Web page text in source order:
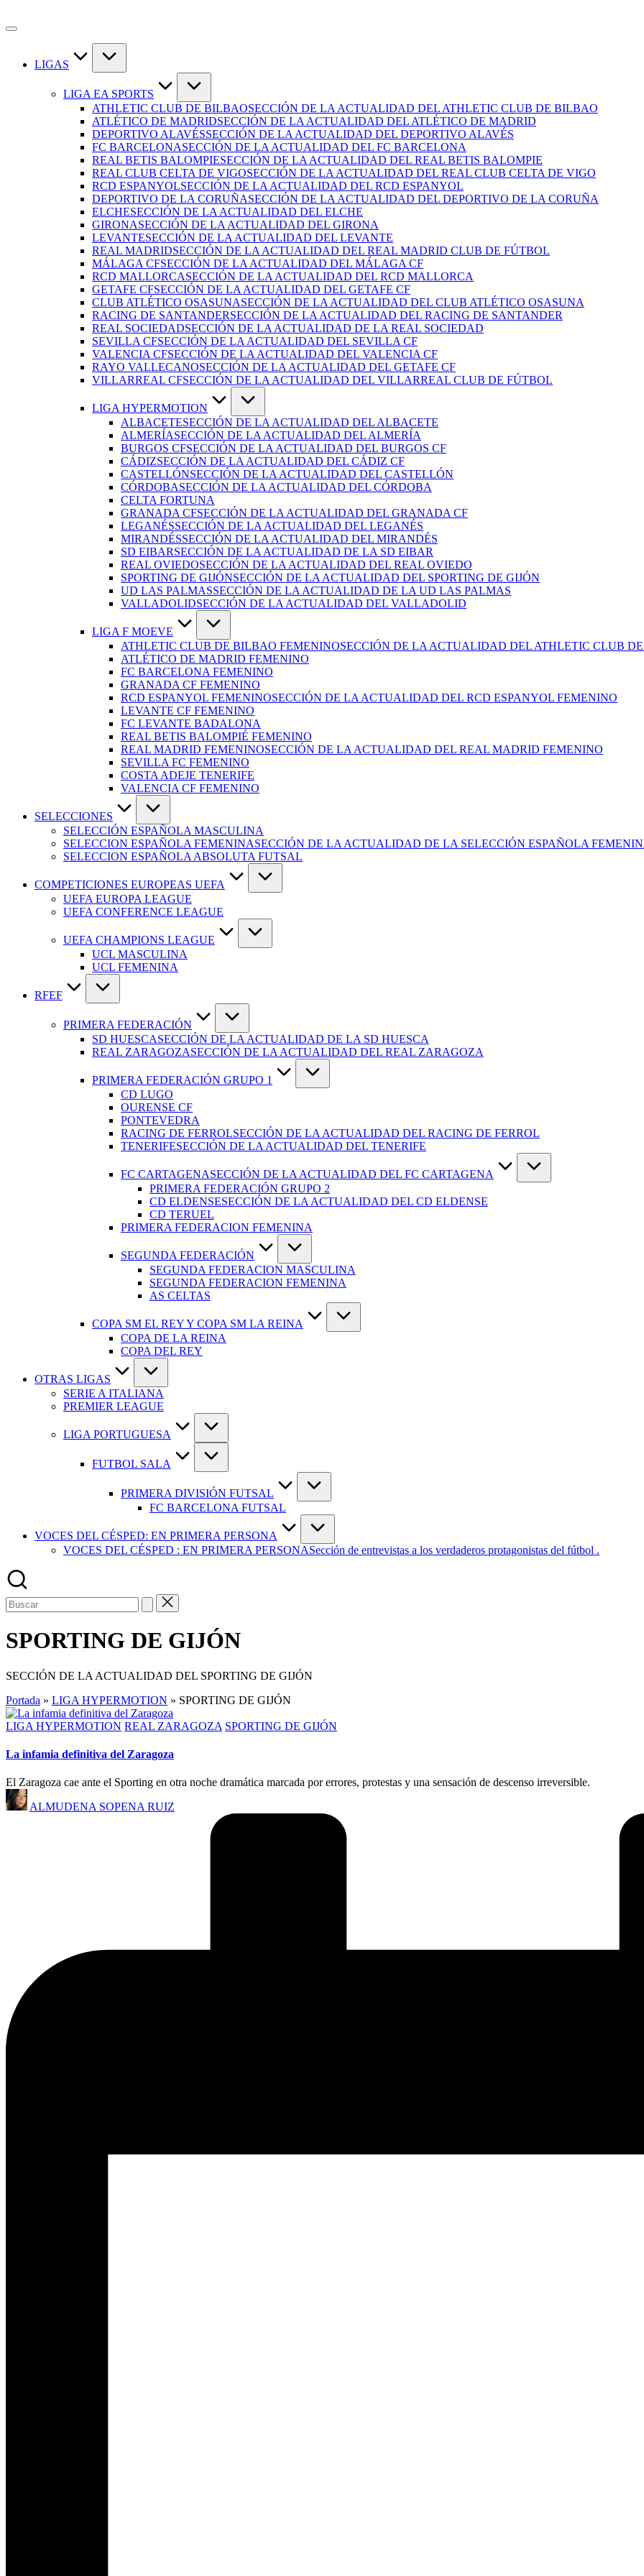
LIGAS
LIGA EA SPORTS
ATHLETIC CLUB DE BILBAOSECCIÓN DE LA ACTUALIDAD DEL ATHLETIC CLUB DE BILBAO
ATLÉTICO DE MADRIDSECCIÓN DE LA ACTUALIDAD DEL ATLÉTICO DE MADRID
DEPORTIVO ALAVÉSSECCIÓN DE LA ACTUALIDAD DEL DEPORTIVO ALAVÉS
FC BARCELONASECCIÓN DE LA ACTUALIDAD DEL FC BARCELONA
REAL BETIS BALOMPIESECCIÓN DE LA ACTUALIDAD DEL REAL BETIS BALOMPIE
REAL CLUB CELTA DE VIGOSECCIÓN DE LA ACTUALIDAD DEL REAL CLUB CELTA DE VIGO
RCD ESPANYOLSECCIÓN DE LA ACTUALIDAD DEL RCD ESPANYOL
DEPORTIVO DE LA CORUÑASECCIÓN DE LA ACTUALIDAD DEL DEPORTIVO DE LA CORUÑA
ELCHESECCIÓN DE LA ACTUALIDAD DEL ELCHE
GIRONASECCIÓN DE LA ACTUALIDAD DEL GIRONA
LEVANTESECCIÓN DE LA ACTUALIDAD DEL LEVANTE
REAL MADRIDSECCIÓN DE LA ACTUALIDAD DEL REAL MADRID CLUB DE FÚTBOL
MÁLAGA CFSECCIÓN DE LA ACTUALIDAD DEL MÁLAGA CF
RCD MALLORCASECCIÓN DE LA ACTUALIDAD DEL RCD MALLORCA
GETAFE CFSECCIÓN DE LA ACTUALIDAD DEL GETAFE CF
CLUB ATLÉTICO OSASUNASECCIÓN DE LA ACTUALIDAD DEL CLUB ATLÉTICO OSASUNA
RACING DE SANTANDERSECCIÓN DE LA ACTUALIDAD DEL RACING DE SANTANDER
REAL SOCIEDADSECCIÓN DE LA ACTUALIDAD DE LA REAL SOCIEDAD
SEVILLA CFSECCIÓN DE LA ACTUALIDAD DEL SEVILLA CF
VALENCIA CFSECCIÓN DE LA ACTUALIDAD DEL VALENCIA CF
RAYO VALLECANOSECCIÓN DE LA ACTUALIDAD DEL GETAFE CF
VILLARREAL CFSECCIÓN DE LA ACTUALIDAD DEL VILLARREAL CLUB DE FÚTBOL
LIGA HYPERMOTION
ALBACETESECCIÓN DE LA ACTUALIDAD DEL ALBACETE
ALMERÍASECCIÓN DE LA ACTUALIDAD DEL ALMERÍA
BURGOS CFSECCIÓN DE LA ACTUALIDAD DEL BURGOS CF
CÁDIZSECCIÓN DE LA ACTUALIDAD DEL CÁDIZ CF
CASTELLÓNSECCIÓN DE LA ACTUALIDAD DEL CASTELLÓN
CÓRDOBASECCIÓN DE LA ACTUALIDAD DEL CÓRDOBA
CELTA FORTUNA
GRANADA CFSECCIÓN DE LA ACTUALIDAD DEL GRANADA CF
LEGANÉSSECCIÓN DE LA ACTUALIDAD DEL LEGANÉS
MIRANDÉSSECCIÓN DE LA ACTUALIDAD DEL MIRANDÉS
SD EIBARSECCIÓN DE LA ACTUALIDAD DE LA SD EIBAR
REAL OVIEDOSECCIÓN DE LA ACTUALIDAD DEL REAL OVIEDO
SPORTING DE GIJÓNSECCIÓN DE LA ACTUALIDAD DEL SPORTING DE GIJÓN
UD LAS PALMASSECCIÓN DE LA ACTUALIDAD DE LA UD LAS PALMAS
VALLADOLIDSECCIÓN DE LA ACTUALIDAD DEL VALLADOLID
LIGA F MOEVE
ATHLETIC CLUB DE BILBAO FEMENINOSECCIÓN DE LA ACTUALIDAD DEL ATHLETIC CLUB
ATLÉTICO DE MADRID FEMENINO
FC BARCELONA FEMENINO
GRANADA CF FEMENINO
RCD ESPANYOL FEMENINOSECCIÓN DE LA ACTUALIDAD DEL RCD ESPANYOL FEMENINO
LEVANTE CF FEMENINO
FC LEVANTE BADALONA
REAL BETIS BALOMPIÉ FEMENINO
REAL MADRID FEMENINOSECCIÓN DE LA ACTUALIDAD DEL REAL MADRID FEMENINO
SEVILLA FC FEMENINO
COSTA ADEJE TENERIFE
VALENCIA CF FEMENINO
SELECCIONES
SELECCIÓN ESPAÑOLA MASCULINA
SELECCION ESPAÑOLA FEMENINASECCIÓN DE LA ACTUALIDAD DE LA SELECCIÓN ESPAÑOLA
SELECCION ESPAÑOLA ABSOLUTA FUTSAL
COMPETICIONES EUROPEAS UEFA
UEFA EUROPA LEAGUE
UEFA CONFERENCE LEAGUE
UEFA CHAMPIONS LEAGUE
UCL MASCULINA
UCL FEMENINA
RFEF
PRIMERA FEDERACIÓN
SD HUESCASECCIÓN DE LA ACTUALIDAD DE LA SD HUESCA
REAL ZARAGOZASECCIÓN DE LA ACTUALIDAD DEL REAL ZARAGOZA
PRIMERA FEDERACIÓN GRUPO 1
CD LUGO
OURENSE CF
PONTEVEDRA
RACING DE FERROLSECCIÓN DE LA ACTUALIDAD DEL RACING DE FERROL
TENERIFESECCIÓN DE LA ACTUALIDAD DEL TENERIFE
FC CARTAGENASECCIÓN DE LA ACTUALIDAD DEL FC CARTAGENA
PRIMERA FEDERACIÓN GRUPO 2
CD ELDENSESECCIÓN DE LA ACTUALIDAD DEL CD ELDENSE
CD TERUEL
PRIMERA FEDERACION FEMENINA
SEGUNDA FEDERACIÓN
SEGUNDA FEDERACION MASCULINA
SEGUNDA FEDERACION FEMENINA
AS CELTAS
COPA SM EL REY Y COPA SM LA REINA
COPA DE LA REINA
COPA DEL REY
OTRAS LIGAS
SERIE A ITALIANA
PREMIER LEAGUE
LIGA PORTUGUESA
FUTBOL SALA
PRIMERA DIVISIÓN FUTSAL
FC BARCELONA FUTSAL
VOCES DEL CÉSPED: EN PRIMERA PERSONA
VOCES DEL CÉSPED : EN PRIMERA PERSONASección de entrevistas a los verdaderos protagonistas del fútbol .
SPORTING DE GIJÓN
SECCIÓN DE LA ACTUALIDAD DEL SPORTING DE GIJÓN
Portada » LIGA HYPERMOTION » SPORTING DE GIJÓN
LIGA HYPERMOTION REAL ZARAGOZA SPORTING DE GIJÓN
La infamia definitiva del Zaragoza
El Zaragoza cae ante el Sporting en otra noche dramática marcada por errores, protestas y una sensación de descenso irreversible.
ALMUDENA SOPENA RUIZ